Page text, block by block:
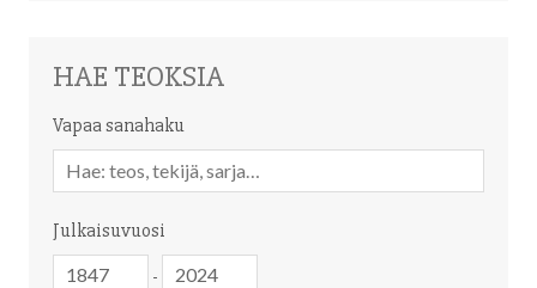
HAE TEOKSIA
Vapaa sanahaku
sanahaku
Julkaisuvuosi
-